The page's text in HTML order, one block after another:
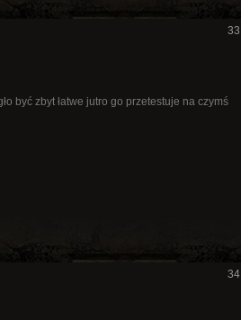
33
być zbyt łatwe jutro go przetestuje na czymś
34